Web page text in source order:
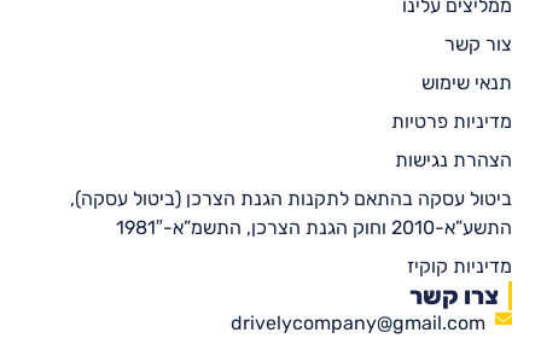
ממליצים עלינו
צור קשר
תנאי שימוש
מדיניות פרטיות
הצהרת נגישות
ביטול עסקה בהתאם לתקנות הגנת הצרכן (ביטול עסקה),
התשע”א-2010 וחוק הגנת הצרכן, התשמ”א-1981″
מדיניות קוקיז
צרו קשר
drivelycompany@gmail.com